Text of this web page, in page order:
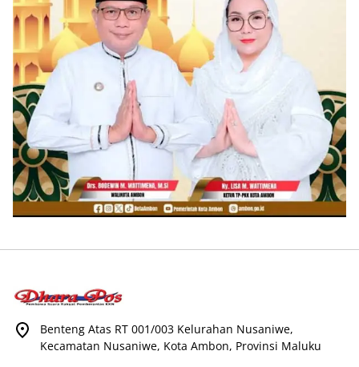
Benteng Atas RT 001/003 Kelurahan Nusaniwe,
Kecamatan Nusaniwe, Kota Ambon, Provinsi Maluku